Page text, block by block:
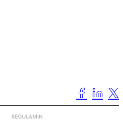
REGULAMIN